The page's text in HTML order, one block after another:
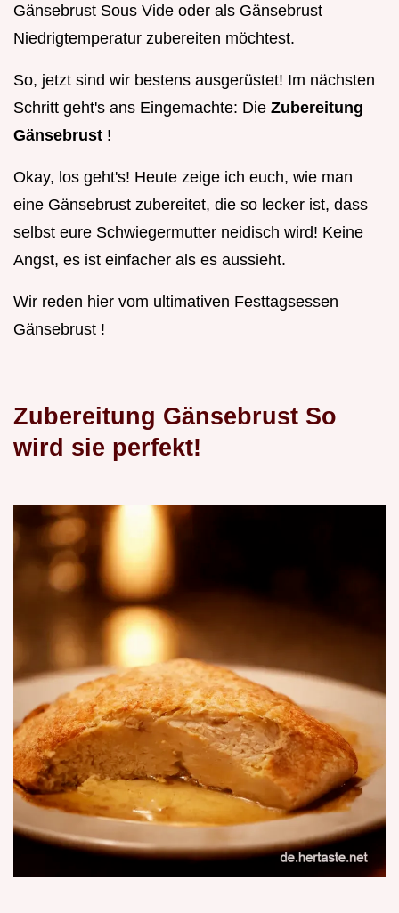
Gänsebrust Sous Vide oder als Gänsebrust
Niedrigtemperatur zubereiten möchtest.
So, jetzt sind wir bestens ausgerüstet! Im nächsten
Schritt geht's ans Eingemachte: Die Zubereitung
Gänsebrust !
Okay, los geht's! Heute zeige ich euch, wie man
eine Gänsebrust zubereitet, die so lecker ist, dass
selbst eure Schwiegermutter neidisch wird! Keine
Angst, es ist einfacher als es aussieht.
Wir reden hier vom ultimativen Festtagsessen
Gänsebrust !
Zubereitung Gänsebrust So
wird sie perfekt!